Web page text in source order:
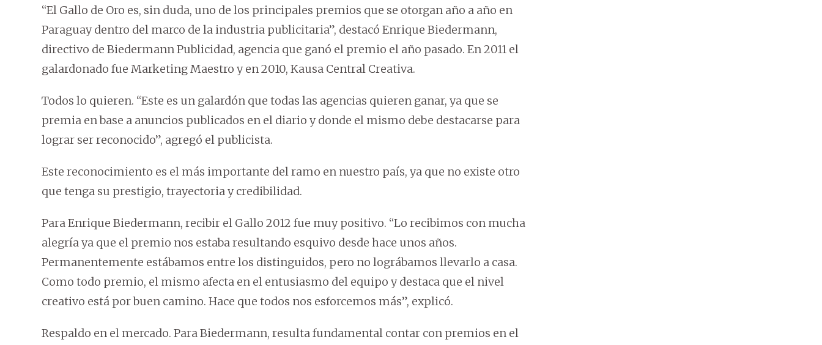
“El Gallo de Oro es, sin duda, uno de los principales premios que se otorgan año a año en
Paraguay dentro del marco de la industria publicitaria”, destacó Enrique Biedermann,
directivo de Biedermann Publicidad, agencia que ganó el premio el año pasado. En 2011 el
galardonado fue Marketing Maestro y en 2010, Kausa Central Creativa.
Todos lo quieren. “Este es un galardón que todas las agencias quieren ganar, ya que se
premia en base a anuncios publicados en el diario y donde el mismo debe destacarse para
lograr ser reconocido”, agregó el publicista.
Este reconocimiento es el más importante del ramo en nuestro país, ya que no existe otro
que tenga su prestigio, trayectoria y credibilidad.
Para Enrique Biedermann, recibir el Gallo 2012 fue muy positivo. “Lo recibimos con mucha
alegría ya que el premio nos estaba resultando esquivo desde hace unos años.
Permanentemente estábamos entre los distinguidos, pero no lográbamos llevarlo a casa.
Como todo premio, el mismo afecta en el entusiasmo del equipo y destaca que el nivel
creativo está por buen camino. Hace que todos nos esforcemos más”, explicó.
Respaldo en el mercado. Para Biedermann, resulta fundamental contar con premios en el